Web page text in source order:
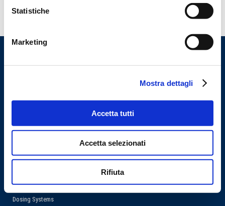
Statistiche
Marketing
Mostra dettagli
Accetta tutti
Accetta selezionati
Rifiuta
Construction of automated machines for
Miele is a company that specialises in the construction of automated
machines for packaging food products, chemicals and pharmaceuticals.
Vertical packaging machine
Dosing Systems